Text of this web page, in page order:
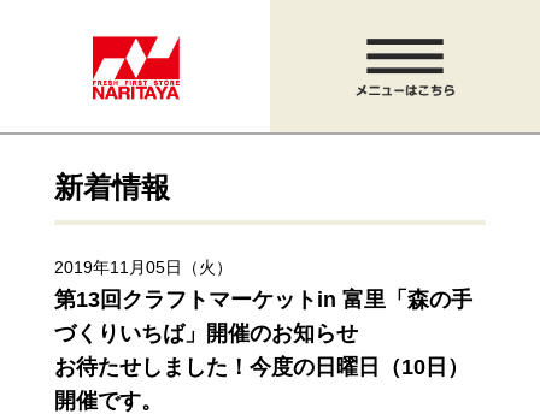
新着情報
2019年11月05日（火）
第13回クラフトマーケットin 富里「森の手
づくりいちば」開催のお知らせ
お待たせしました！今度の日曜日（10日）
開催です。